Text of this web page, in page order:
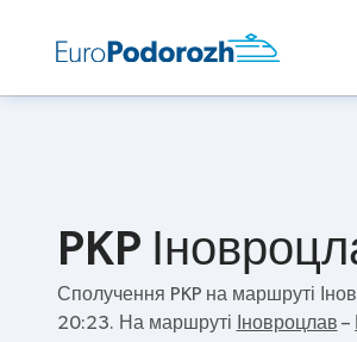
PKP
Сполучення PKP на маршруті
20:23. На маршруті
Іновроцлав –